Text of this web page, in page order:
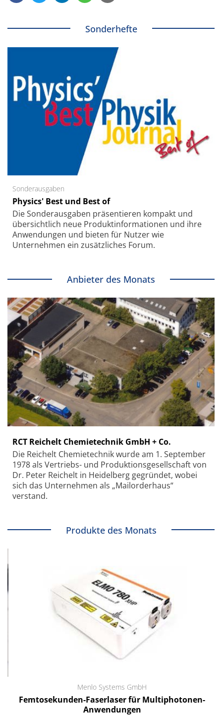
Sonderhefte
Sonderausgaben
Physics' Best und Best of
Die Sonder­ausgaben präsentieren kompakt und
übersichtlich neue Produkt­informationen und ihre
Anwendungen und bieten für Nutzer wie
Unternehmen ein zusätzliches Forum.
Anbieter des Monats
RCT Reichelt Chemietechnik GmbH + Co.
Die Reichelt Chemietechnik wurde am 1. September
1978 als Vertriebs- und Produktionsgesellschaft von
Dr. Peter Reichelt in Heidelberg gegründet, wobei
sich das Unternehmen als „Mailorderhaus“
verstand.
Produkte des Monats
Menlo Systems GmbH
Femtosekunden-Faserlaser für Multiphotonen-
Anwendungen